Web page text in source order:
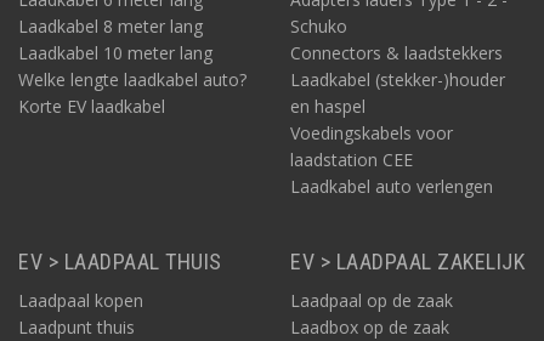
Laadkabel 8 meter lang
Laadkabel 10 meter lang
Welke lengte laadkabel auto?
Korte EV laadkabel
Schuko
Connectors & laadstekkers
Laadkabel (stekker-)houder
en haspel
Voedingskabels voor
laadstation CEE
Laadkabel auto verlengen
EV > LAADPAAL THUIS
Laadpaal kopen
Laadpunt thuis
EV > LAADPAAL ZAKELIJK
Laadpaal op de zaak
Laadbox op de zaak